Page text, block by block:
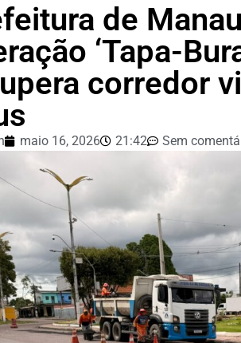
de
‘Tapa-
corredor
maio 16, 2026 21:42 Sem